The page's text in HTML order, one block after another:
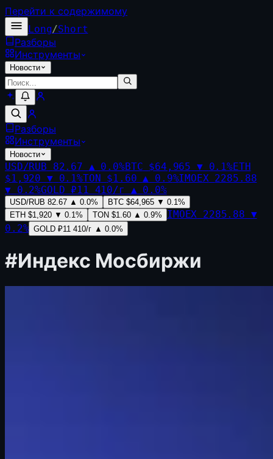
Перейти к содержимому
Long/Short
Разборы
Инструменты
Новости
Разборы
Инструменты
Новости
USD/RUB 82.67 ▲ 0.0%BTC $64,965 ▼ 0.1%ETH
$1,920 ▼ 0.1%TON $1.60 ▲ 0.9%IMOEX 2285.88
▼ 0.2%GOLD ₽11 410/г ▲ 0.0%
USD/RUB 82.67 ▲ 0.0% BTC $64,965 ▼ 0.1%
ETH $1,920 ▼ 0.1% TON $1.60 ▲ 0.9% IMOEX 2285.88 ▼
0.2% GOLD ₽11 410/г ▲ 0.0%
#Индекс Мосбиржи